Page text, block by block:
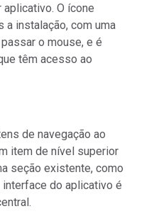
O ícone
a instalação, com uma
o mouse, e é
têm acesso ao
de navegação ao
item de nível superior
seção existente, como
interface do aplicativo é